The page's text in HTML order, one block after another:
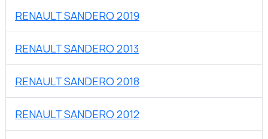
RENAULT SANDERO 2019
RENAULT SANDERO 2013
RENAULT SANDERO 2018
RENAULT SANDERO 2012